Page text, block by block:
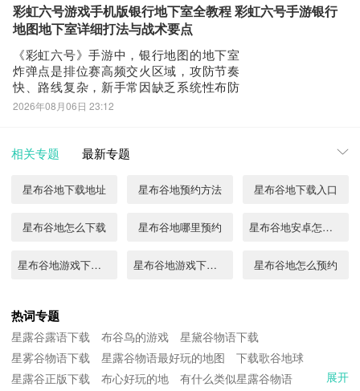
攻防思维框架，比单纯练习压枪更有效
率。本文将围绕实战中炸弹安放与拆除这
一核心目标，拆解
彩虹六号游戏手机版银行地下室全教程 彩虹六号手游银行
地图地下室详细打法与战术要点
《彩虹六号》手游中，银行地图的地下室
炸弹点是排位赛高频交火区域，攻防节奏
快、路线复杂，新手常因缺乏系统性布防
思路而被多路突入、瞬间击溃。本文将围
升守点稳定性与团队协同效率。防守配置
（Black M
2026年08月06日 23:12
相关专题 最新专题
星布谷地下载地址 星布谷地预约方法 星布谷地下载入口
星布谷地怎么下载 星布谷地哪里预约 星布谷地安卓怎么下载
星布谷地游戏下载地址 星布谷地游戏下载方式 星布谷地怎么预约
星布谷地游戏预约地址
星布谷地手机版下载地址有吗 星布谷地测试服下载在哪
热词专题
星露谷露语下载 布谷鸟的游戏
星黛谷物语下载
星雾谷物语下载
星露谷物语最好玩的地图
下载歌谷地球
星露谷正版下载
布心好玩的地
有什么类似星露谷物语
展开